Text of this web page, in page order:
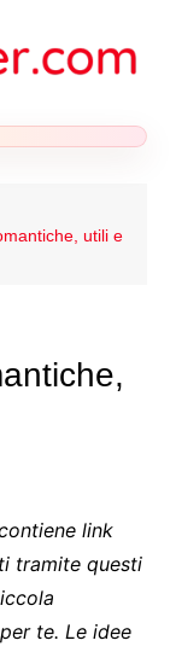
utili e
link
tramite questi
te. Le idee